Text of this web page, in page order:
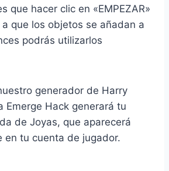
que hacer clic en «EMPEZAR»
que los objetos se añadan a
podrás utilizarlos
generador de Harry
Emerge Hack generará tu
de Joyas, que aparecerá
en tu cuenta de jugador.